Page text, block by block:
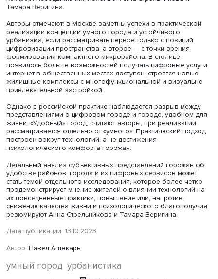
Одновременно горожане становятся объектом
Фото: Московский транспорт / ВКонтакте
внедрения новаций — это масштабные реформы
общественного транспорта. Наиболее резонансную ее
(«Магистраль 2.0») реализовали в конце 2021 года,
неожиданно для большинства москвичей
изменилась нумерация привычных автобусных